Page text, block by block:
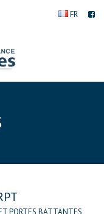
FR
PORTES BATTANTES